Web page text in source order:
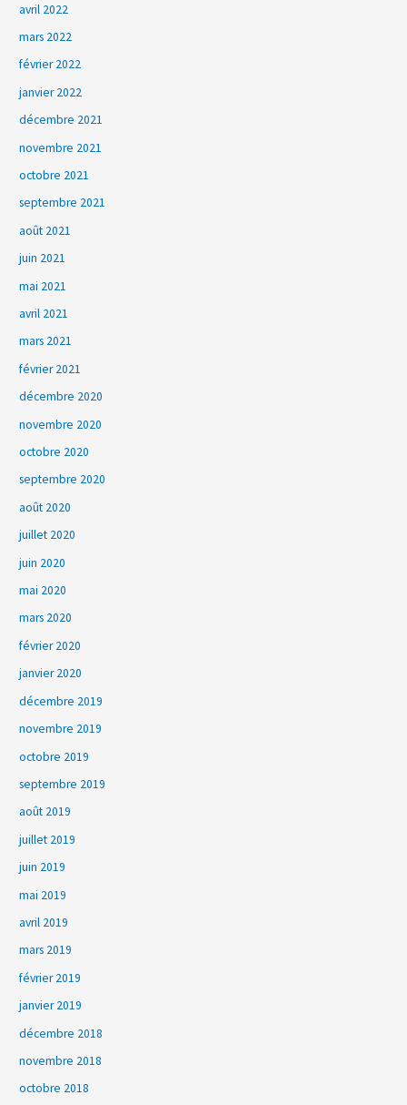
avril 2022
mars 2022
février 2022
janvier 2022
décembre 2021
novembre 2021
octobre 2021
septembre 2021
août 2021
juin 2021
mai 2021
avril 2021
mars 2021
février 2021
décembre 2020
novembre 2020
octobre 2020
septembre 2020
août 2020
juillet 2020
juin 2020
mai 2020
mars 2020
février 2020
janvier 2020
décembre 2019
novembre 2019
octobre 2019
septembre 2019
août 2019
juillet 2019
juin 2019
mai 2019
avril 2019
mars 2019
février 2019
janvier 2019
décembre 2018
novembre 2018
octobre 2018